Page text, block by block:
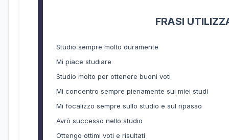
FRASI
Studio sempre molto duramente
Mi piace studiare
Studio molto per ottenere buoni voti
Mi concentro sempre pienamente sui miei studi
Mi focalizzo sempre sullo studio e sul ripasso
Avrò successo nello studio
Ottengo ottimi voti e risultati